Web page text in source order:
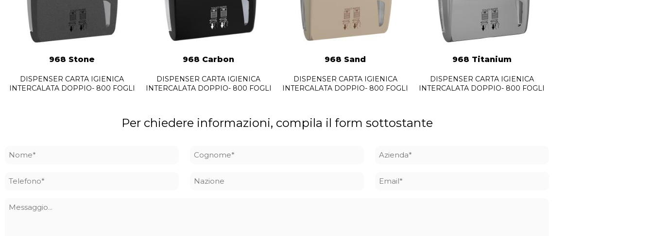
968 Stone
DISPENSER CARTA IGIENICA
INTERCALATA DOPPIO- 800 FOGLI
968 Carbon
DISPENSER CARTA IGIENICA
INTERCALATA DOPPIO- 800 FOGLI
968 Sand
DISPENSER CARTA IGIENICA
INTERCALATA DOPPIO- 800 FOGLI
968 Titanium
DISPENSER CARTA IGIENICA
INTERCALATA DOPPIO- 800 FOGLI
Per chiedere informazioni, compila il form sottostante
Nome Cognome Azienda
Telefono Nazione Email
Messaggio